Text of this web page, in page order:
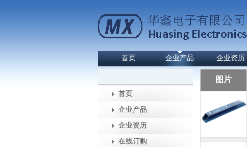
首页 企业产品 企业资历
首页
企业产品
企业资历
在线订购
图片